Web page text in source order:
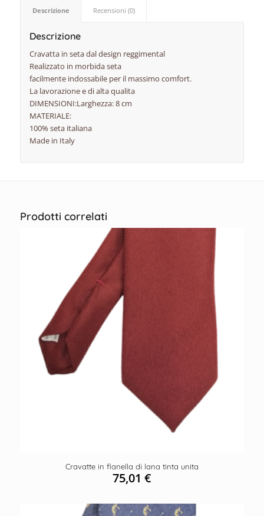
Descrizione Recensioni (0)
Descrizione
Cravatta in seta dal design reggimental
Realizzato in morbida seta
facilmente indossabile per il massimo comfort.
La lavorazione e di alta qualita
DIMENSIONI:Larghezza: 8 cm
MATERIALE:
100% seta italiana
Made in Italy
Prodotti correlati
Cravatte in flanella di lana tinta unita
75,01€